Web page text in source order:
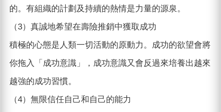
的。有組織的計劃及持續的熱情是力量的源泉。
（3）真誠地希望在壽險推銷中獲取成功
積極的心態是人類一切活動的原動力。成功的欲望會將
你拖入「成功意識」，成功意識又會反過來培養出越來
越強的成功習慣。
（4）無限信任自己和自己的能力